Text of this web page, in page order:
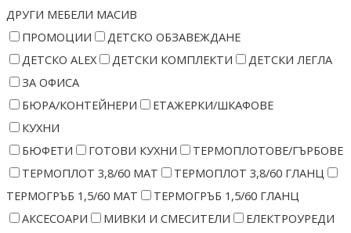
ДРУГИ МЕБЕЛИ МАСИВ
ПРОМОЦИИ
ДЕТСКО ОБЗАВЕЖДАНЕ
ДЕТСКО ALEX
ДЕТСКИ КОМПЛЕКТИ
ДЕТСКИ ЛЕГЛА
ЗА ОФИСА
БЮРА/КОНТЕЙНЕРИ
ЕТАЖЕРКИ/ШКАФОВЕ
КУХНИ
БЮФЕТИ
ГОТОВИ КУХНИ
ТЕРМОПЛОТОВЕ/ГЪРБОВЕ
ТЕРМОПЛОТ 3,8/60 МАТ
ТЕРМОПЛОТ 3,8/60 ГЛАНЦ
ТЕРМОГРЪБ 1,5/60 МАТ
ТЕРМОГРЪБ 1,5/60 ГЛАНЦ
АКСЕСОАРИ
МИВКИ И СМЕСИТЕЛИ
ЕЛЕКТРОУРЕДИ